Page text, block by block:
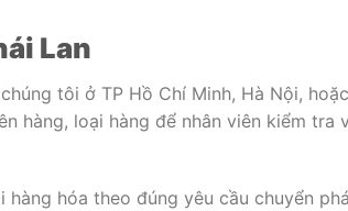
Lan
tôi ở TP Hồ Chí Minh, Hà Nội, hoặc
hàng, loại hàng để nhân viên kiểm tra
hóa theo đúng yêu cầu chuyển